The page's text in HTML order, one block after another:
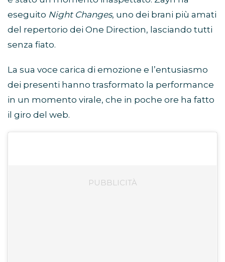
eseguito Night Changes, uno dei brani più amati
del repertorio dei One Direction, lasciando tutti
senza fiato.
La sua voce carica di emozione e l’entusiasmo
dei presenti hanno trasformato la performance
in un momento virale, che in poche ore ha fatto
il giro del web.